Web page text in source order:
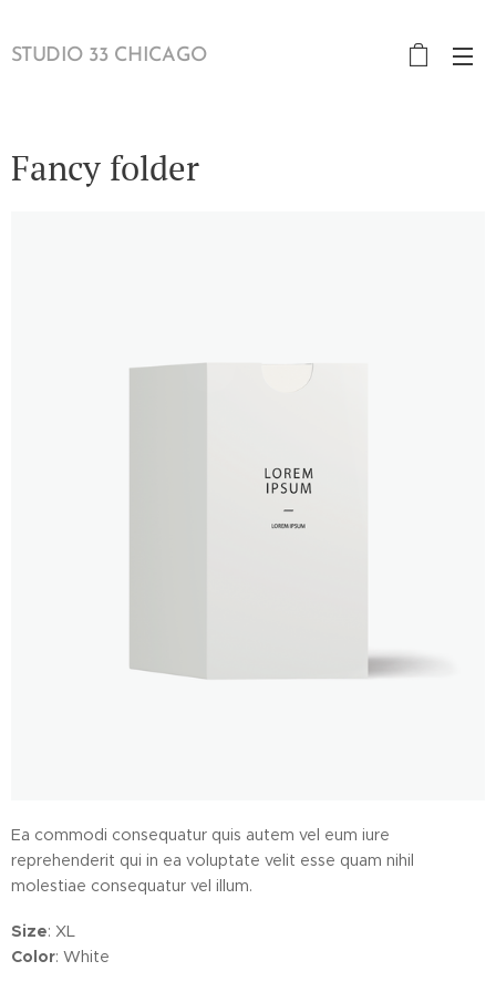
STUDIO 33 CHICAGO
Fancy folder
Ea commodi consequatur quis autem vel eum iure
reprehenderit qui in ea voluptate velit esse quam nihil
molestiae consequatur vel illum.
Size: XL
Color: White